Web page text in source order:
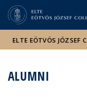
ELTE EÖTVÖS JÓZSEF
ALUMNI